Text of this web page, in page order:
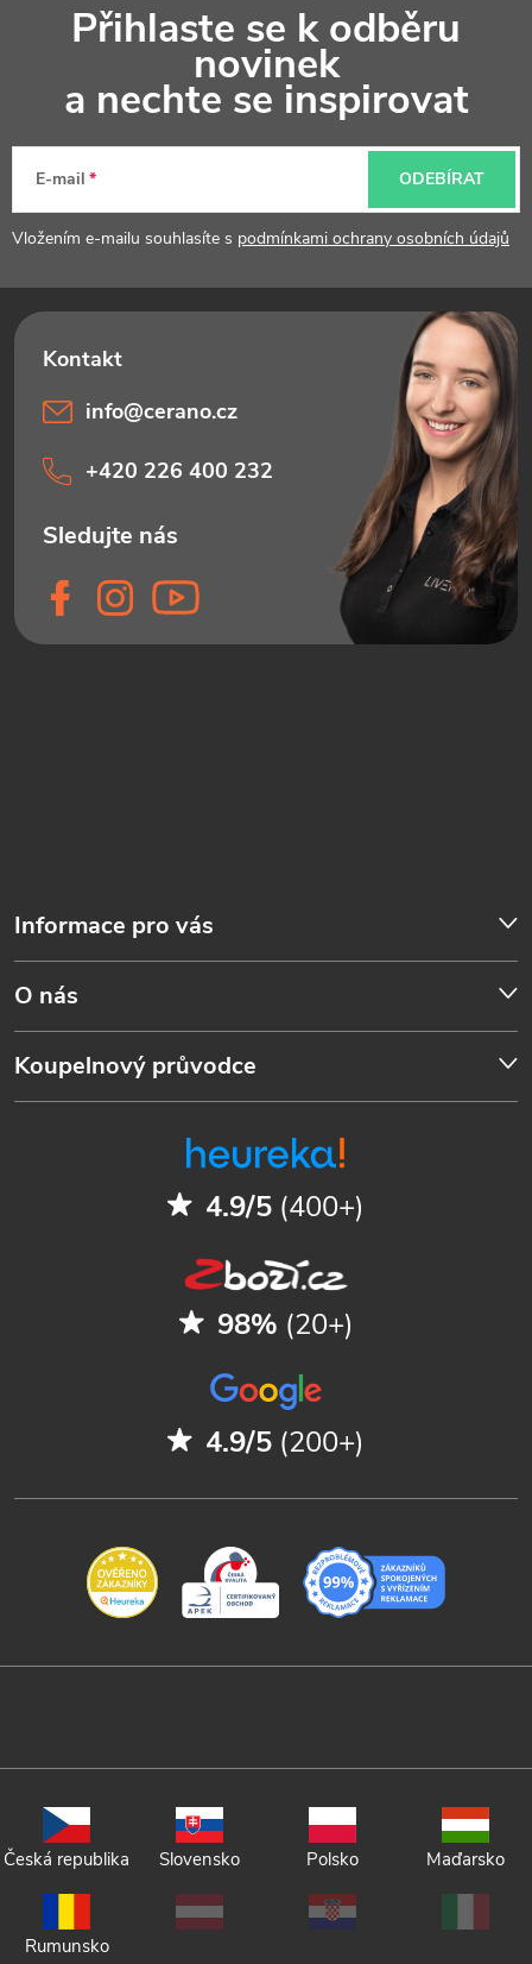
a
Přihlaste se k odběru
novinek
a nechte se inspirovat
E-mail
Vložením e-mailu souhlasíte s podmínkami ochrany osobních údajů
ODEBÍRAT
Informace pro vás
O nás
Koupelnový průvodce
info@cerano.cz
+420 226 400 232
4.9/5 (400+)
98% (20+)
4.9/5 (200+)
Česká republika Slovensko Polsko Maďarsko
Rumunsko